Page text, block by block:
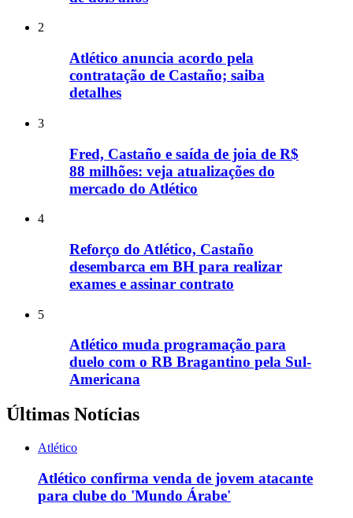
2
Atlético anuncia acordo pela
contratação de Castaño; saiba
detalhes
3
Fred, Castaño e saída de joia de R$
88 milhões: veja atualizações do
mercado do Atlético
4
Reforço do Atlético, Castaño
desembarca em BH para realizar
exames e assinar contrato
5
Atlético muda programação para
duelo com o RB Bragantino pela Sul-
Americana
Últimas Notícias
Atlético
Atlético confirma venda de jovem atacante
para clube do 'Mundo Árabe'